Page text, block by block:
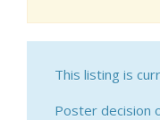
This listing is
Poster decision